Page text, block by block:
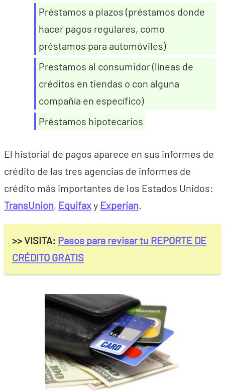
Préstamos a plazos (préstamos donde
hacer pagos regulares, como
préstamos para automóviles)
Prestamos al consumidor (líneas de
créditos en tiendas o con alguna
compañía en específico)
Préstamos hipotecarios
El historial de pagos aparece en sus informes de
crédito de las tres agencias de informes de
crédito más importantes de los Estados Unidos:
TransUnion, Equifaxy Experian.
>> VISITA: Pasos para revisar tu REPORTE DE
CRÉDITO GRATIS